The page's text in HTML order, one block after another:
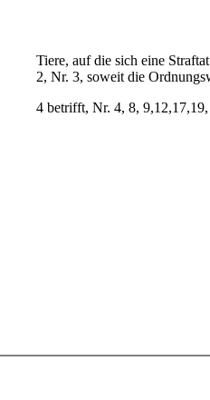
Tiere, auf die sich eine
2, Nr. 3, soweit die
4 betrifft, Nr. 4, 8,